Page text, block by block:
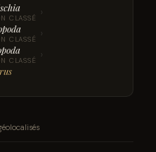
CLASSÉ ›
CLASSÉ ›
CLASSÉ ›